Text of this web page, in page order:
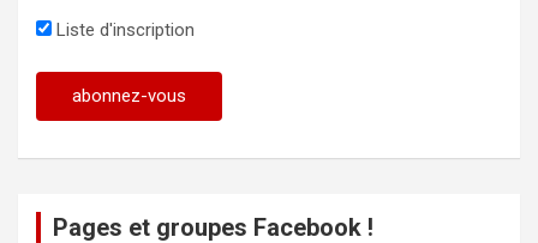
Liste d'inscription
Pages et groupes Facebook !